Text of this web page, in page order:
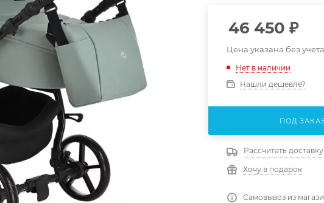
46 450 ₽
Цена указана без
Нет в наличии
Нашли дешевле?
ПОД
Рассчитать доставку
Хочу в подарок
Самовывоз из